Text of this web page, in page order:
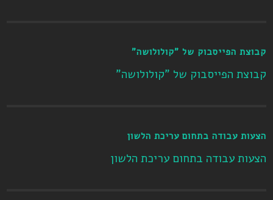
קבוצת הפייסבוק של "קולולושה"
קבוצת הפייסבוק של "קולולושה"
הצעות עבודה בתחום עריכת הלשון
הצעות עבודה בתחום עריכת הלשון